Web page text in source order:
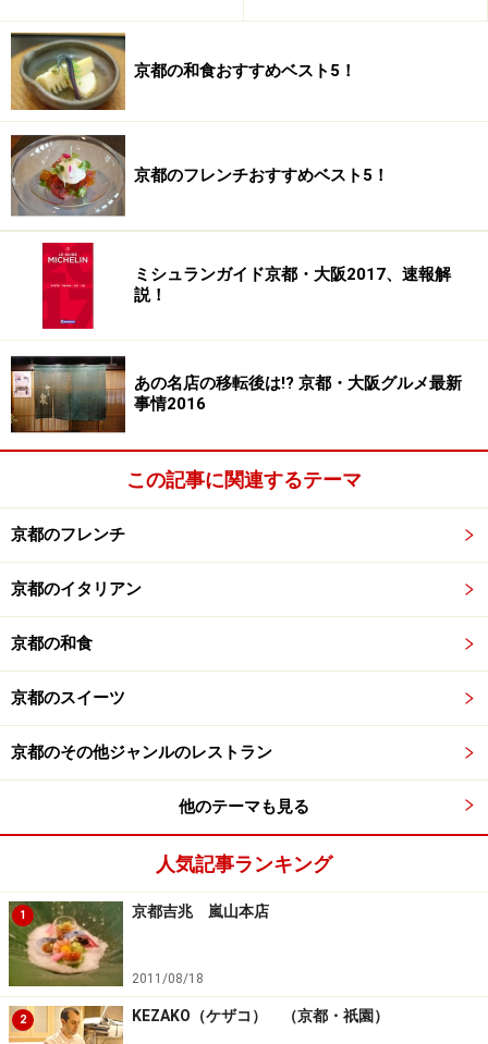
この日は富美菊（富山）からスタート。グラスで供されま
す。
藤原さんの料理は京料理を知り尽した上で、大胆なアレ
ンジを施した「うまいもん」一品料理。もちろん、コー
ス（昼5,250円、夜10,500円～）もありますが、その日に
食べたいもんだけを、その日に飲みたい旨い酒と共に味
わって帰れる店なのです。
祇園の有名和食店は「おまかせコース」のみの店が多
く、単品であれこれと注文できる店が少ないですから、
この店に訪問されるのであれば、単品注文で自分の好き
な料理やボリューム等をカウンター越しに相談しつつ、
ちょっと我が侭で粋な客を演じてみるのも面白いでしょ
う。また、お酒にこだわる客の気持ちを充分理解されて
いて、酒の持ち込みも許可するという粋な計らいもされ
では、コースと単品料理の中から代表的な料理を中心
に、いくつかの料理を合わせて御紹介。
・「蟹とイクラの蒸し鮨 蛤の殻に入れて」「お造り」
蒸し鮨
お造り
これら二品はコース料理からの御料理。蛤の殻に入った
蒸し鮨は、あったかホクホクで、口に入れた途端に、ハ
ラリと崩れるほど絶妙の柔らかさ。これは必食でしょ
そしてお造りは、鮮度と質ともに抜群のものが供されま
す。この日は「鮪」と「ツバス」のお造りで、氷の上に
盛られた刺身に、菊花を散らしてあるなど、見た目も美
麗。
京都の和食おすすめベスト5！
京都のフレンチおすすめベスト5！
ミシュランガイド京都・大阪2017、速報解
説！
あの名店の移転後は!? 京都・大阪グルメ最新
事情2016
この記事に関連するテーマ
京都のフレンチ
京都のイタリアン
京都の和食
京都のスイーツ
京都のその他ジャンルのレストラン
他のテーマも見る
人気記事ランキング
1 京都吉兆 嵐山本店
2011/08/18
2 KEZAKO（ケザコ） （京都・祇園）